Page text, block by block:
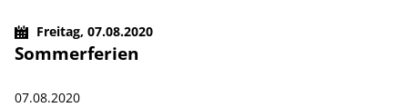
Freitag,07.08.2020
Sommerferien
07.08.2020